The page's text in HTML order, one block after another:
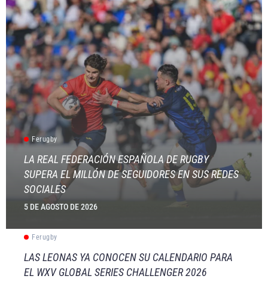
Ferugby
LA REAL FEDERACIÓN ESPAÑOLA DE RUGBY
SUPERA EL MILLÓN DE SEGUIDORES EN SUS REDES
SOCIALES
5 DE AGOSTO DE 2026
Ferugby
LAS LEONAS YA CONOCEN SU CALENDARIO PARA
EL WXV GLOBAL SERIES CHALLENGER 2026